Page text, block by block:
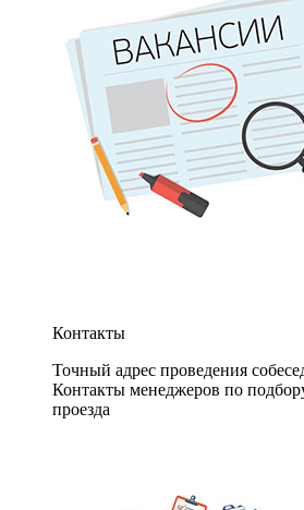
Контакты
Точный адрес проведения
Контакты менеджеров по
проезда